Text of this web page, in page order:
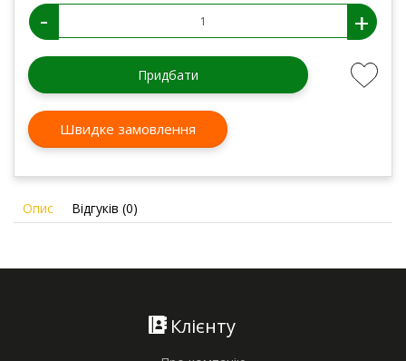
- +
Придбати
Швидке замовлення
Опис Відгуків (0)
Клієнту